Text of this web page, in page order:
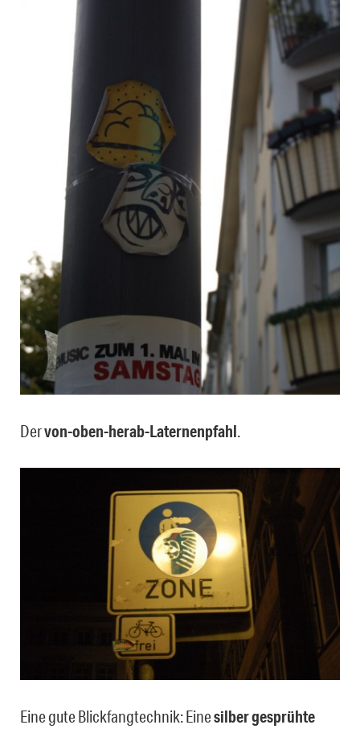
Dervon-oben-herab-Laternenpfahl.
Eine gute Blickfangtechnik: Einesilber gesprühte